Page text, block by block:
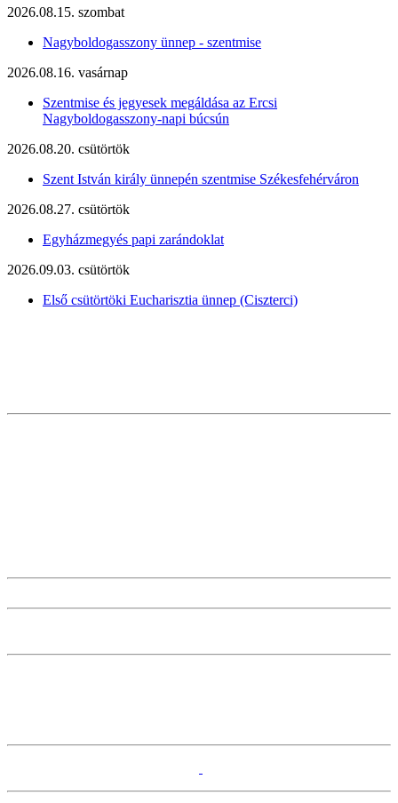
2026.08.15. szombat
Nagyboldogasszony ünnep - szentmise
2026.08.16. vasárnap
Szentmise és jegyesek megáldása az Ercsi
Nagyboldogasszony-napi búcsún
2026.08.20. csütörtök
Szent István király ünnepén szentmise Székesfehérváron
2026.08.27. csütörtök
Egyházmegyés papi zarándoklat
2026.09.03. csütörtök
Első csütörtöki Eucharisztia ünnep (Ciszterci)